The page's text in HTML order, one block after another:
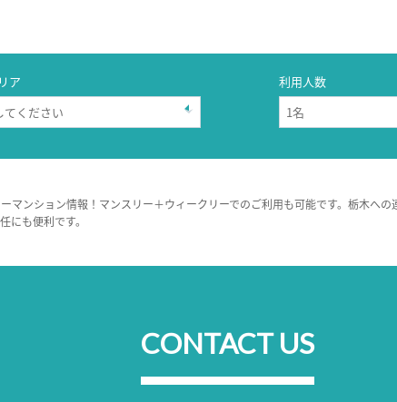
ア 利用人数
マンション情報！マンスリー＋ウィークリーでのご利用も可能です。栃木へ
にも便利です。
CONTACT US